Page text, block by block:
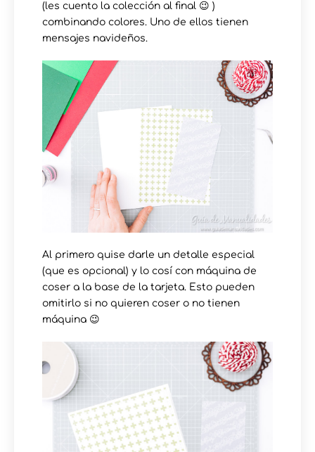
(les cuento la colección al final 😉 )
combinando colores. Uno de ellos tienen
mensajes navideños.
Al primero quise darle un detalle especial
(que es opcional) y lo cosí con máquina de
coser a la base de la tarjeta. Esto pueden
omitirlo si no quieren coser o no tienen
máquina 😉